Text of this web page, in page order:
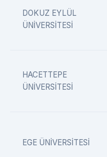
DOKUZ EYLÜL
ÜNİVERSİTESİ
HACETTEPE
ÜNİVERSİTESİ
EGE ÜNİVERSİTESİ